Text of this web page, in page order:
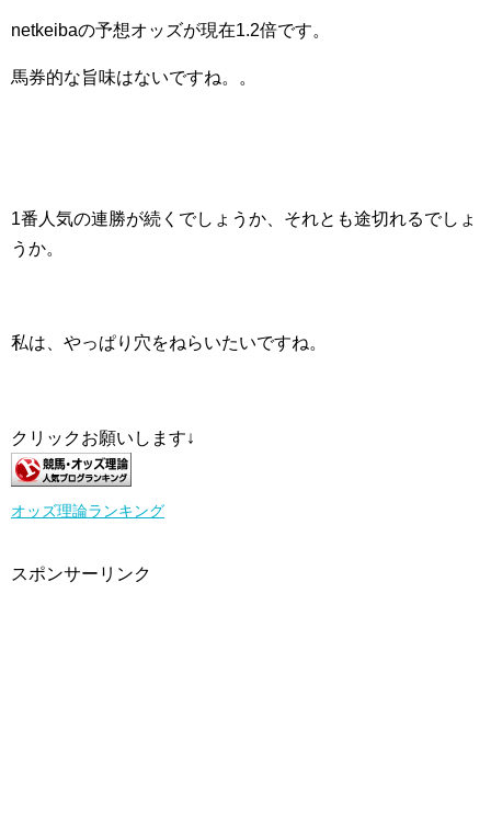
netkeibaの予想オッズが現在1.2倍です。
馬券的な旨味はないですね。。
1番人気の連勝が続くでしょうか、それとも途切れるでしょ
うか。
私は、やっぱり穴をねらいたいですね。
クリックお願いします↓
オッズ理論ランキング
スポンサーリンク